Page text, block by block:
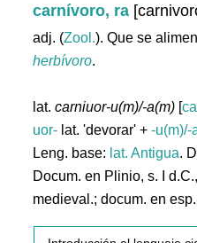
carnívoro, ra
adj. (Zool.). Que se
herbívoro.
lat.carniuor-u(m)/-a(m) [
uor- lat. 'devorar' +-u(m)/-
Leng. base: lat. Antigua.
Docum. en Plinio, s. I
medieval.; docum. en